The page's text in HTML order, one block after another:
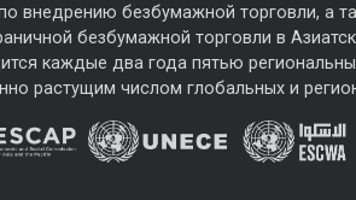
внедрению безбумажной торговли, а
безбумажной торговли в
каждые два года пятью
растущим числом глобальных и